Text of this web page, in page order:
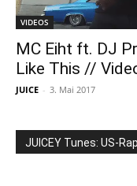
VIDEOS
MC Eiht ft. DJ
Like This //
JUICE - 3. Mai 2017
JUICEY Tunes: US-Rap